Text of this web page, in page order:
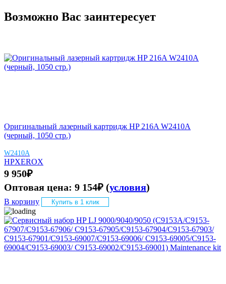
Возможно Вас заинтересует
Оригинальный лазерный картридж HP 216A W2410A
(черный, 1050 стр.)
W2410A
HPXEROX
9 950₽
Оптовая цена: 9 154₽ (условия)
В корзину Купить в 1 клик